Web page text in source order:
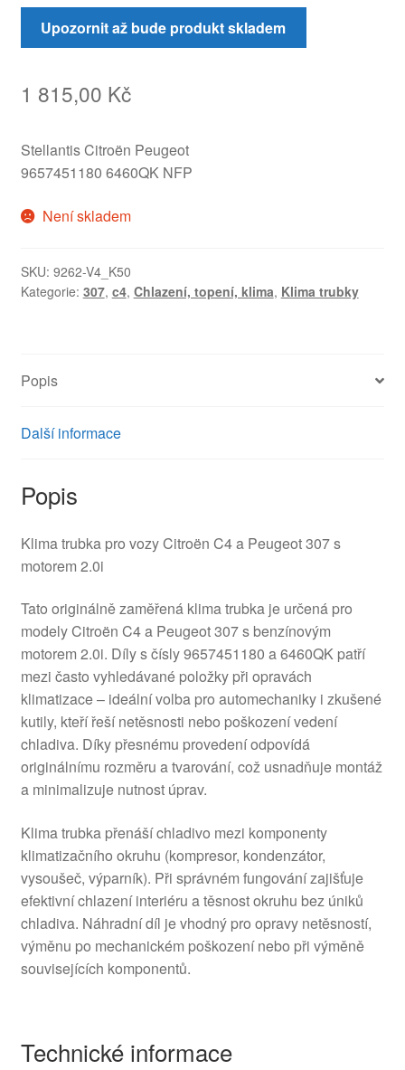
Upozornit až bude produkt skladem
1 815,00 Kč
Stellantis Citroën Peugeot
9657451180 6460QK NFP
Není skladem
SKU: 9262-V4_K50
Kategorie: 307, c4, Chlazení, topení, klima, Klima trubky
Popis
Další informace
Popis
Klima trubka pro vozy Citroën C4 a Peugeot 307 s
motorem 2.0i
Tato originálně zaměřená klima trubka je určená pro
modely Citroën C4 a Peugeot 307 s benzínovým
motorem 2.0i. Díly s čísly 9657451180 a 6460QK patří
mezi často vyhledávané položky při opravách
klimatizace – ideální volba pro automechaniky i zkušené
kutily, kteří řeší netěsnosti nebo poškození vedení
chladiva. Díky přesnému provedení odpovídá
originálnímu rozměru a tvarování, což usnadňuje montáž
a minimalizuje nutnost úprav.
Klima trubka přenáší chladivo mezi komponenty
klimatizačního okruhu (kompresor, kondenzátor,
vysoušeč, výparník). Při správném fungování zajišťuje
efektivní chlazení interiéru a těsnost okruhu bez úniků
chladiva. Náhradní díl je vhodný pro opravy netěsností,
výměnu po mechanickém poškození nebo při výměně
souvisejících komponentů.
Technické informace